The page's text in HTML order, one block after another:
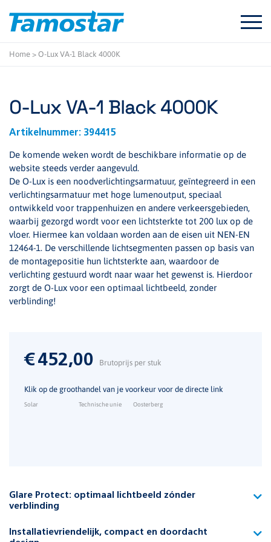
content
Home > O-Lux VA-1 Black 4000K
O-Lux VA-1 Black 4000K
Artikelnummer: 394415
De komende weken wordt de beschikbare informatie op de
website steeds verder aangevuld.
De O-Lux is een noodverlichtingsarmatuur, geïntegreerd in een
verlichtingsarmatuur met hoge lumenoutput, speciaal
ontwikkeld voor trappenhuizen en andere verkeersgebieden,
waarbij gezorgd wordt voor een lichtsterkte tot 200 lux op de
vloer. Hiermee kan voldaan worden aan de eisen uit NEN-EN
12464-1. De verschillende lichtsegmenten passen op basis van
de montagepositie hun lichtsterkte aan, waardoor de
verlichting gestuurd wordt naar waar het gewenst is. Hierdoor
zorgt de O-Lux voor een optimaal lichtbeeld, zonder
verblinding!
€452,00 Brutoprijs per stuk
Klik op de groothandel van je voorkeur voor de directe link
Solar Technische unie Oosterberg
Glare Protect: optimaal lichtbeeld zónder
verblinding
de armatuur verschillende lichtsegmenten die separaat
Installatievriendelijk, compact en doordacht